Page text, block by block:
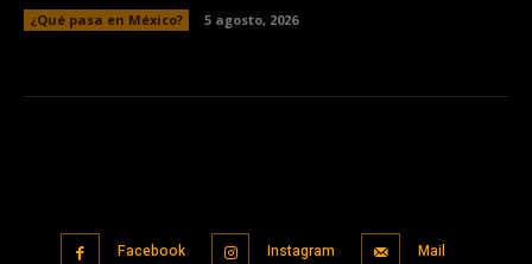
¿Qué pasa en México? 5 agosto, 2026
Facebook Instagram Mail